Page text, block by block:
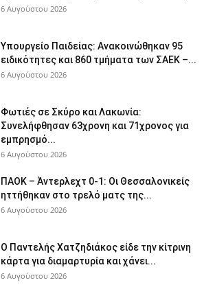
6 Αυγούστου 2026
Υπουργείο Παιδείας: Ανακοινώθηκαν 95
ειδικότητες και 860 τμήματα των ΣΑΕΚ –...
6 Αυγούστου 2026
Φωτιές σε Σκύρο και Λακωνία:
Συνελήφθησαν 63χρονη και 71χρονος για
εμπρησμό...
6 Αυγούστου 2026
ΠΑΟΚ – Άντερλεχτ 0-1: Οι Θεσσαλονικείς
ηττήθηκαν στο τρελό ματς της...
6 Αυγούστου 2026
Ο Παντελής Χατζηδιάκος είδε την κίτρινη
κάρτα για διαμαρτυρία και χάνει...
6 Αυγούστου 2026